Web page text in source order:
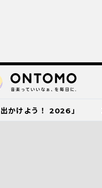
かけよう！ 2026」